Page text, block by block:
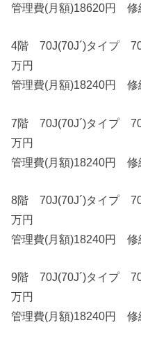
管理費(月額)18620円 修
4階 70J(70J´)タイプ
万円
管理費(月額)18240円 修
7階 70J(70J´)タイプ
万円
管理費(月額)18240円 修
8階 70J(70J´)タイプ
万円
管理費(月額)18240円 修
9階 70J(70J´)タイプ
万円
管理費(月額)18240円 修